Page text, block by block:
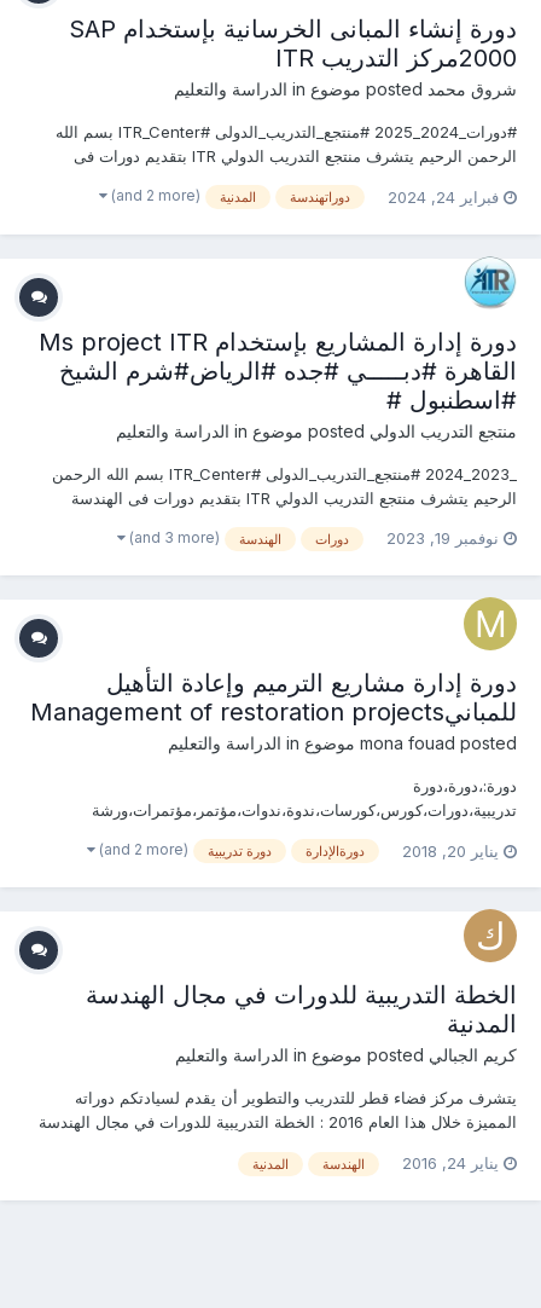
دورة إنشاء المبانى الخرسانية بإستخدام SAP
2000مركز التدريب ITR
شروق محمد الدراسة والتعليم
#دورات_2024_2025 #منتجع_التدريب_الدولى #ITR_Center بسم الله
الرحمن الرحيم يتشرف منتجع التدريب الدولي ITR بتقديم دورات فى
&2025 يمكنكم التسجيل او الاستفسارعلى الدورة الان .........................فبراير 24, 2024 دوراتهندسة المدنية (and 2 more)
دورة إدارة المشاريع بإستخدام Ms project ITR
القاهرة #دبـــــي #جده #الرياض#شرم الشيخ
#اسطنبول #
منتجع التدريب الدولي الدراسة والتعليم
_2023_2024 #منتجع_التدريب_الدولى #ITR_Center بسم الله الرحمن
الرحيم يتشرف منتجع التدريب الدولي ITR بتقديم دورات فى الهندسة
يمكنكم التسجيل او الاستفسارعلى الدورة الان ............................
نوفمبر 19, 2023 دورات الهندسة (and 3 more)
دورة إدارة مشاريع الترميم وإعادة التأهيل
للمبانيManagement of restoration projects
mona fouad posted موضوع in الدراسة والتعليم
دورة:،دورة،دورة
تدريبية،دورات،كورس،كورسات،ندوة،ندوات،مؤتمر،مؤتمرات،ورشة
والموارد البشريةوالتدريب وتكاليف واتصالات ومخاطر وتوريدات
الألى،منظومة،تكنولوجيا ،المشاريع ،تح...
يناير 20, 2018 دورةالإدارة دورة تدريبية (and 2 more)
الخطة التدريبية للدورات في مجال الهندسة
المدنية
كريم الجبالي الدراسة والتعليم
يتشرف مركز فضاء قطر للتدريب والتطوير أن يقدم لسيادتكم دوراته
المميزة خلال هذا العام 2016 : الخطة التدريبية للدورات في مجال الهندسة
يناير 24, 2016 الهندسة المدنية